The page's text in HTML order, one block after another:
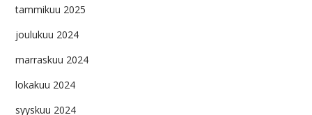
tammikuu 2025
joulukuu 2024
marraskuu 2024
lokakuu 2024
syyskuu 2024